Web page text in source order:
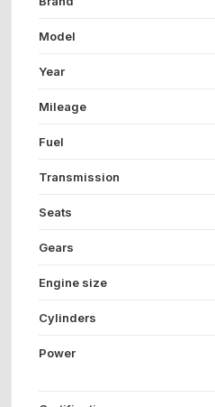
Model
Year
Mileage
Fuel
Transmission
Seats
Gears
Engine size
Cylinders
Power